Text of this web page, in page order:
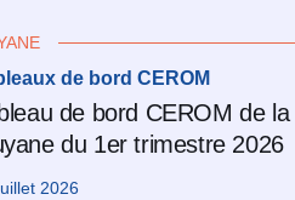
de bord CEROM
de bord CEROM de la
du 1er trimestre 2026
2026